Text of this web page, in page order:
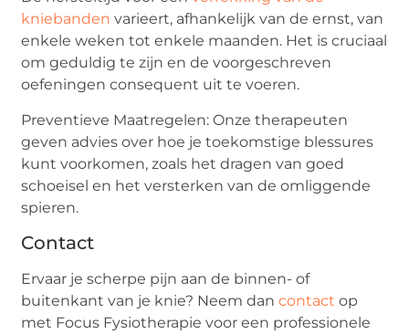
kniebanden varieert, afhankelijk van de ernst, van
enkele weken tot enkele maanden. Het is cruciaal
om geduldig te zijn en de voorgeschreven
oefeningen consequent uit te voeren.
Preventieve Maatregelen: Onze therapeuten
geven advies over hoe je toekomstige blessures
kunt voorkomen, zoals het dragen van goed
schoeisel en het versterken van de omliggende
spieren.
Contact
Ervaar je scherpe pijn aan de binnen- of
buitenkant van je knie? Neem dancontact op
met Focus Fysiotherapie voor een professionele